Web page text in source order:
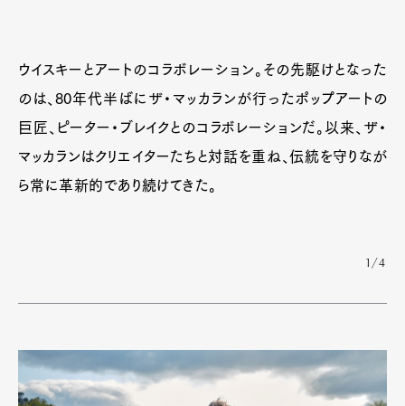
ウイスキーとアートのコラボレーション。その先駆けとなった
のは、80年代半ばにザ・マッカランが行ったポップアートの
巨匠、ピーター・ブレイクとのコラボレーションだ。以来、ザ・
マッカランはクリエイターたちと対話を重ね、伝統を守りなが
ら常に革新的であり続けてきた。
1/4